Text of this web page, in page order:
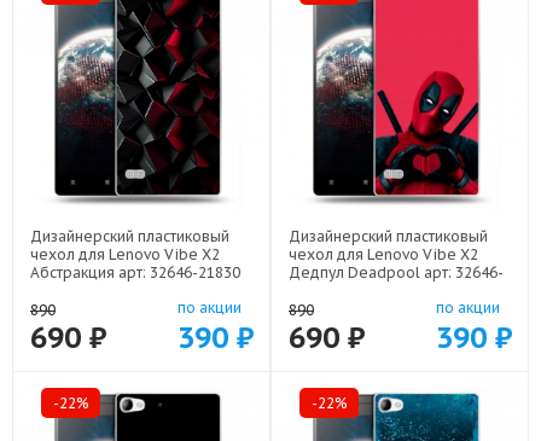
Дизайнерский пластиковый
чехол для Lenovo Vibe X2
Абстракция арт: 32646-21830
890
690 ₽
по акции
390 ₽
Дизайнерский пластиковый
чехол для Lenovo Vibe X2
Дедпул Deadpool арт: 32646-
890
690 ₽
по акции
390 ₽
-22% -22%